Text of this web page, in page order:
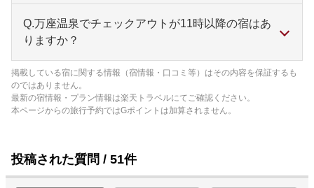
などがおすすめです。
万座温泉 万座亭
などがおすすめです。
Q.万座温泉でチェックアウトが11時以降の宿はあ
りますか？
万座温泉 万座プリンスホテル
万座温泉 万座高原ホテル
などがおすすめです。
掲載している宿に関する情報（宿情報・口コミ等）はその内容を保証するも
のではありません。
最新の宿情報・プラン情報は楽天トラベルにてご確認ください。
本ページからの旅行予約ではGポイントは加算されません。
投稿された質問 / 51件